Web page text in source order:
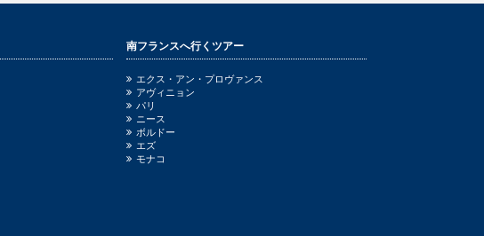
南フランスへ行くツアー
エクス・アン・プロヴァンス
アヴィニョン
パリ
ニース
ボルドー
エズ
モナコ